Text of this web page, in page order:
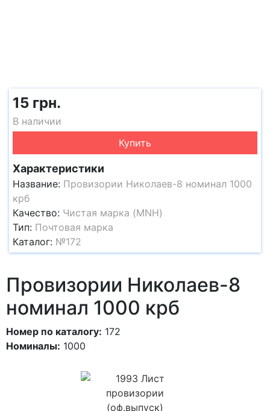
15 грн.
В наличии
Купить
Характеристики
Название: Провизории Николаев-8 номинал 1000
крб
Качество: Чистая марка (MNH)
Тип: Почтовая марка
Каталог: №172
Провизории Николаев-8
номинал 1000 крб
Номер по каталогу: 172
Номиналы: 1000